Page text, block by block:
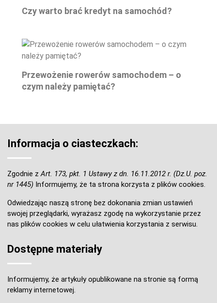
Czy warto brać kredyt na samochód?
Przewożenie rowerów samochodem – o
czym należy pamiętać?
Informacja o ciasteczkach:
Zgodnie zArt. 173, pkt. 1 Ustawy z dn. 16.11.2012 r. (Dz.U. poz.
nr 1445) Informujemy, że ta strona korzysta z plików cookies.
Odwiedzając naszą stronę bez dokonania zmian ustawień
swojej przeglądarki, wyrażasz zgodę na wykorzystanie przez
nas plików cookies w celu ułatwienia korzystania z serwisu.
Dostępne materiały
Informujemy, że artykuły opublikowane na stronie są formą
reklamy internetowej.